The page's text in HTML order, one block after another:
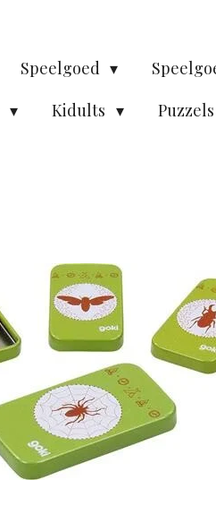
Speelgoed
Kidults